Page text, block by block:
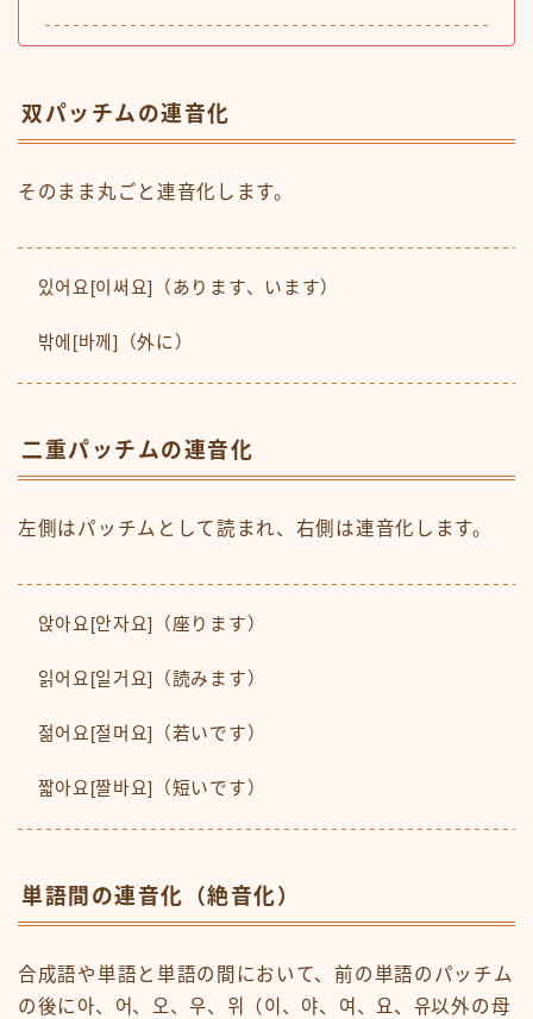
双パッチムの連音化
そのまま丸ごと連音化します。
있어요[이써요]（あります、います）
밖에[바께]（外に）
二重パッチムの連音化
左側はパッチムとして読まれ、右側は連音化します。
앉아요[안자요]（座ります）
읽어요[일거요]（読みます）
젊어요[절머요]（若いです）
짧아요[짤바요]（短いです）
単語間の連音化（絶音化）
合成語や単語と単語の間において、前の単語のパッチム
の後に아、어、오、우、위（이、야、여、요、유以外の母